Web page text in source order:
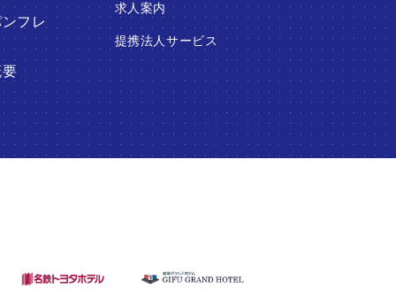
フレ
求人案内
提携法人サービス